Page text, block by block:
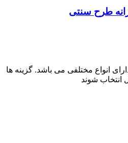
انواع مختلفی می باشد. گزینه ها
شوند